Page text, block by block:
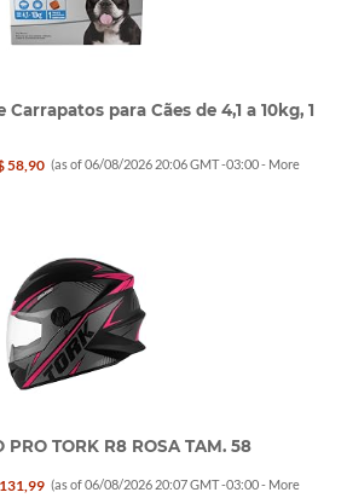
para Cães de 4,1 a 10kg, 1
58,90 (as of 06/08/2026 20:06 GMT -03:00 - More
PRO TORK R8 ROSA TAM. 58
(as of 06/08/2026 20:07 GMT -03:00 - More